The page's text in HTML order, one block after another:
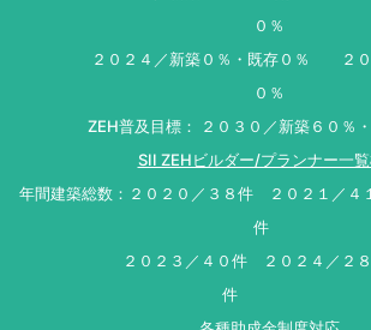
０％
２０２４／新築０％・既存０％ ２０２
０％
ZEH普及目標： ２０３０／新築６０％
SII ZEHビルダー/プランナー一
年間建築総数：２０２０／３８件 ２０２１／４
件
２０２３／４０件 ２０２４／２８件
件